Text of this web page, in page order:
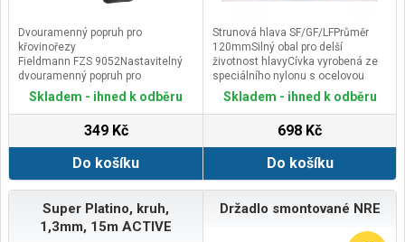
Dvouramenný popruh pro
křovinořezy
Fieldmann FZS 9052Nastavitelný
dvouramenný popruh pro
křovinořezy
Výrazně zvyšuje komfort při práci
Vhodné pro FZS
3003/3005/3020/4003/5003
B/FZS 2050 E/4004
Skladem - ihned k odběru
349 Kč
Do košíku
Strunová hlava SF/GF/LFPrůměr
120mmSilný obal pro delší
životnost hlavyCívka vyrobená ze
speciálního nylonu s ocelovou
vložkou, pro maximální
životnost.Pružina s velkým
průměrem pro ideální stabilitu
cívkyMosazná očka připevněná k
obalu.Odolná struktura těla hlavy
vyrobená ze speciálního
obědnat vhodnou maticovou
vložku:50A020383
M12x1,25Nebo použít z původní
Skladem - ihned k odběru
698 Kč
Do košíku
Super Platino, kruh,
1,3mm, 15m ACTIVE
Držadlo smontované NRE